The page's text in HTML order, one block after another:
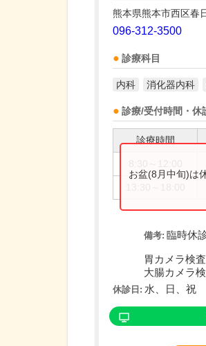
熊本県熊本市西区春
096-312-3500
診療科目
内科 消化器内科
診療/受付時間・休
診療時間
お盆(8月中旬)は
備考: 臨時休
胃カメラ検
大腸カメラ
休診日: 水、日、祝